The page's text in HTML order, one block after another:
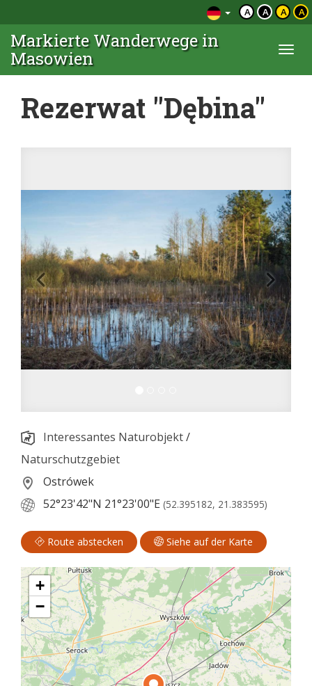
A A A A
Markierte Wanderwege in
Masowien
Rezerwat "Dębina"
Interessantes Naturobjekt/
Naturschutzgebiet
Ostrówek
52°23'42"N 21°23'00"E (52.395182, 21.383595)
Route abstecken Siehe auf der Karte
+
−